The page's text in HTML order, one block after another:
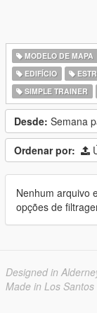
MODELO DE MAPA
EDIFÍCIO
SIMPLE TRAINER
Desde: Semana
Ordenar por:
Nenhum arquivo
opções de
Designed in
Made in Los Santos